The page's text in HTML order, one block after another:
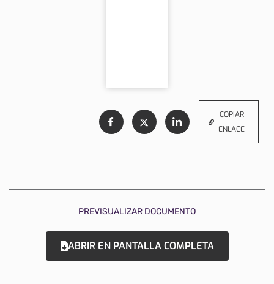
COPIAR
ENLACE
PREVISUALIZAR DOCUMENTO
ABRIR EN PANTALLA COMPLETA